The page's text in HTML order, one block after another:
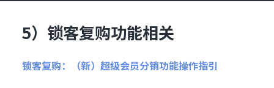
5）锁客复购功能相关
锁客复购：（新） 超级会员分销功能操作指引